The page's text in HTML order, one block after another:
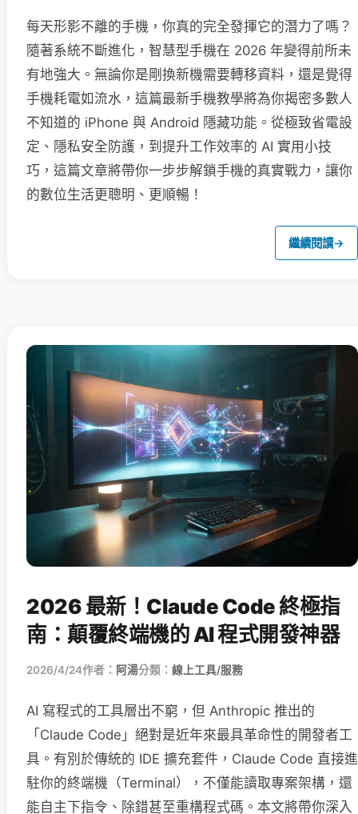
每天形影不離的手機，你真的完全發揮它的潛力了嗎？
隨著系統不斷進化，智慧型手機在 2026 年變得前所未
有地強大。無論你是剛換新機需要轉移資料，還是覺得
手機耗電如流水，這篇最新手機教學將為你揭密多數人
不知道的 iPhone 與 Android 隱藏功能。從極致省電設
定、隱私安全防護，到提升工作效率的 AI 實用小技
巧，這篇文章將帶你一步步解鎖手機的真實戰力，讓你
的數位生活更聰明、更順暢！
繼續閱讀→
2026 最新！Claude Code 終極指
南：顛覆終端機的 AI 程式開發神器
2026/4/24作者： 阿湯分類： 線上工具/服務
AI 寫程式的工具層出不窮，但 Anthropic 推出的
「Claude Code」絕對是近年來最具革命性的開發者工
具。有別於傳統的 IDE 擴充套件，Claude Code 直接進
駐你的終端機（Terminal），不僅能讀取專案架構，還
能自主下指令、除錯甚至重構程式碼。本文將帶你深入